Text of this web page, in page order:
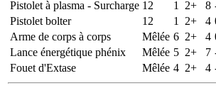
Pistolet à plasma - Surcharge 12 1 2+ 8
Pistolet bolter
12 1 2+ 4
Arme de corps à corps
Mêlée 6 2+ 4
Lance énergétique phénix
Mêlée 5 2+ 7
Fouet d'Extase
Mêlée 4 2+ 4